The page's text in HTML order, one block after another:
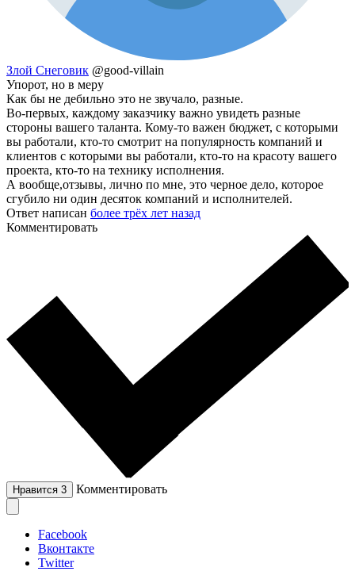
Злой Снеговик @good-villain
Упорот, но в меру
Как бы не дебильно это не звучало, разные.
Во-первых, каждому заказчику важно увидеть разные
стороны вашего таланта. Кому-то важен бюджет, с которыми
вы работали, кто-то смотрит на популярность компаний и
клиентов с которыми вы работали, кто-то на красоту вашего
проекта, кто-то на технику исполнения.
А вообще,отзывы, лично по мне, это черное дело, которое
сгубило ни один десяток компаний и исполнителей.
Ответ написан более трёх лет назад
Комментировать
Нравится 3 Комментировать
Facebook
Вконтакте
Twitter